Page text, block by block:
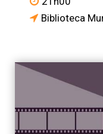
Biblioteca